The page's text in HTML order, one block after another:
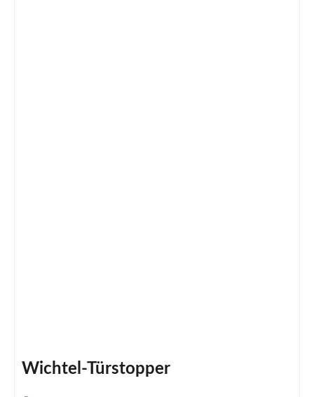
Wichtel-Türstopper